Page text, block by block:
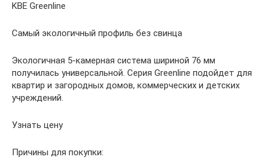
KBE Greenline
Самый экологичный профиль без свинца
Экологичная 5-камерная система шириной 76 мм
получилась универсальной. Серия Greenline подойдет для
квартир и загородных домов, коммерческих и детских
учреждений.
Узнать цену
Причины для покупки: